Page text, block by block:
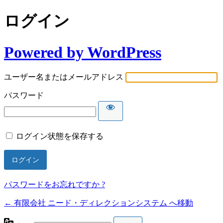
ログイン
Powered by WordPress
ユーザー名またはメールアドレス
パスワード
ログイン状態を保存する
パスワードをお忘れですか ?
← 有限会社 ニード・ディレクションシステム へ移動